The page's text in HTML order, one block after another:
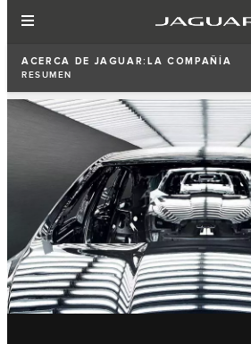
ACERCA DE JAGUAR:LA COMPAÑÍA
RESUMEN